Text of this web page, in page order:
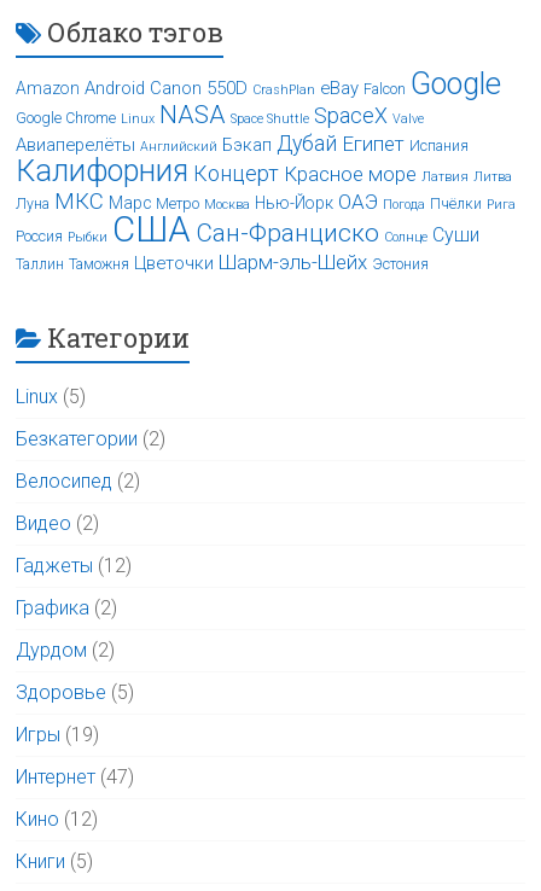
Облако тэгов
Amazon Android Canon 550D CrashPlan eBay Falcon Google
Google Chrome Linux NASA Space Shuttle SpaceX Valve
Авиаперелёты Английский Бэкап Дубай Египет Испания
Калифорния Концерт Красное море Латвия Литва
Луна МКС Марс Метро Москва Нью-Йорк ОАЭ Погода Пчёлки Рига
Россия Рыбки США Сан-Франциско Солнце Суши
Таллин Таможня Цветочки Шарм-эль-Шейх Эстония
Категории
Linux (5)
Безкатегории (2)
Велосипед (2)
Видео (2)
Гаджеты (12)
Графика (2)
Дурдом (2)
Здоровье (5)
Игры (19)
Интернет (47)
Кино (12)
Книги (5)